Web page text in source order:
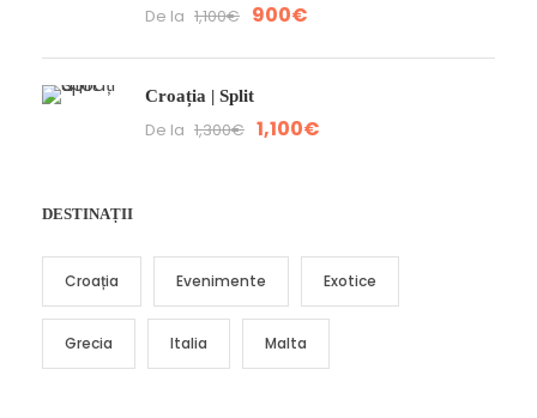
De la 1,100€ 900€
Croația | Split
De la 1,300€ 1,100€
DESTINAȚII
Croația Evenimente Exotice
Grecia Italia Malta